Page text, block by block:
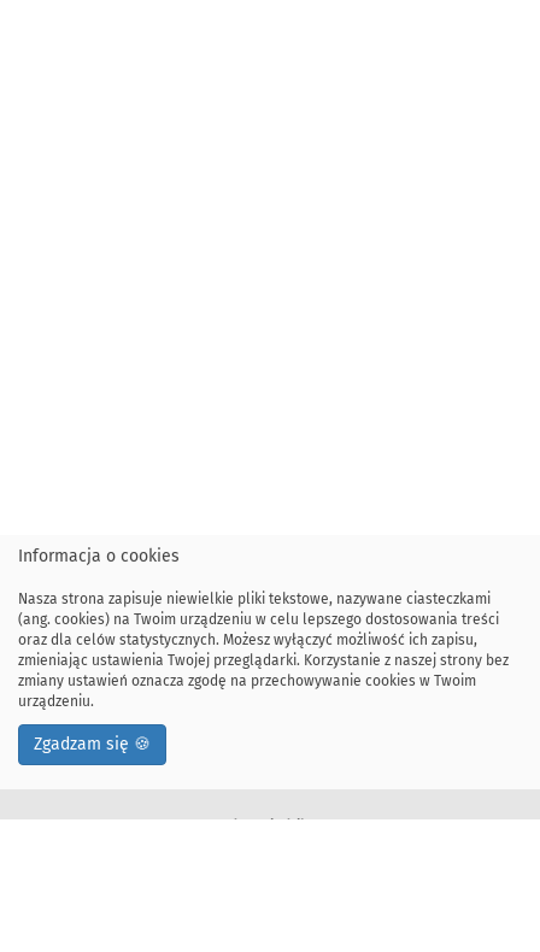
Informacja o cookies
Nasza strona zapisuje niewielkie pliki tekstowe, nazywane ciasteczkami
(ang. cookies) na Twoim urządzeniu w celu lepszego dostosowania treści
oraz dla celów statystycznych. Możesz wyłączyć możliwość ich zapisu,
zmieniając ustawienia Twojej przeglądarki. Korzystanie z naszej strony bez
zmiany ustawień oznacza zgodę na przechowywanie cookies w Twoim
urządzeniu.
Zgadzam się 🍪